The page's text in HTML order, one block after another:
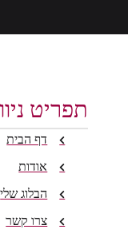
תפריט
דף הבית
אודות
הבלוג שלי
צרו קשר